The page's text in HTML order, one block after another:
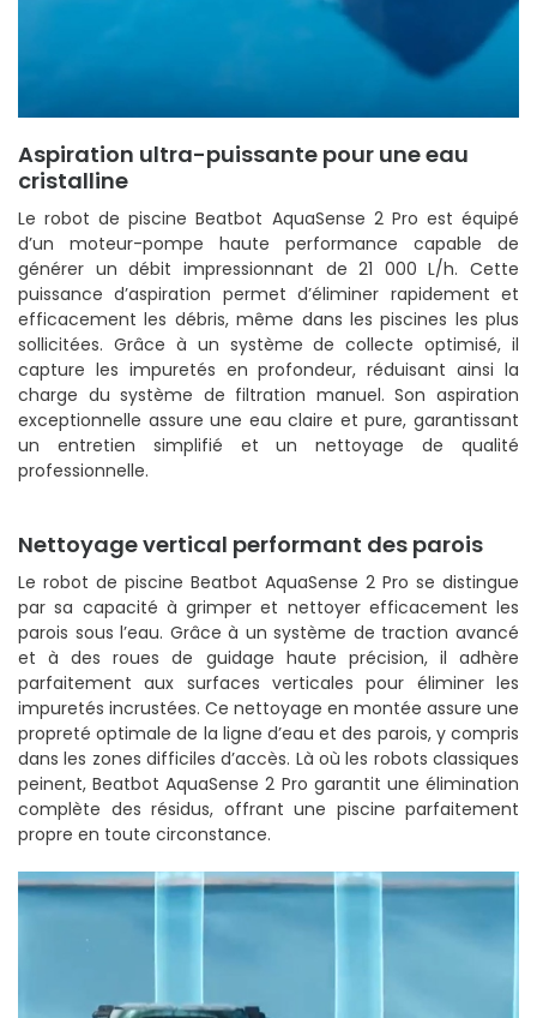
Aspiration ultra-puissante pour une eau
cristalline
Le robot de piscine Beatbot AquaSense 2 Pro est équipé
d’un moteur-pompe haute performance capable de
générer un débit impressionnant de 21 000 L/h. Cette
puissance d’aspiration permet d’éliminer rapidement et
efficacement les débris, même dans les piscines les plus
sollicitées. Grâce à un système de collecte optimisé, il
capture les impuretés en profondeur, réduisant ainsi la
charge du système de filtration manuel. Son aspiration
exceptionnelle assure une eau claire et pure, garantissant
un entretien simplifié et un nettoyage de qualité
professionnelle.
Nettoyage vertical performant des parois
Le robot de piscine Beatbot AquaSense 2 Pro se distingue
par sa capacité à grimper et nettoyer efficacement les
parois sous l’eau. Grâce à un système de traction avancé
et à des roues de guidage haute précision, il adhère
parfaitement aux surfaces verticales pour éliminer les
impuretés incrustées. Ce nettoyage en montée assure une
propreté optimale de la ligne d’eau et des parois, y compris
dans les zones difficiles d’accès. Là où les robots classiques
peinent, Beatbot AquaSense 2 Pro garantit une élimination
complète des résidus, offrant une piscine parfaitement
propre en toute circonstance.